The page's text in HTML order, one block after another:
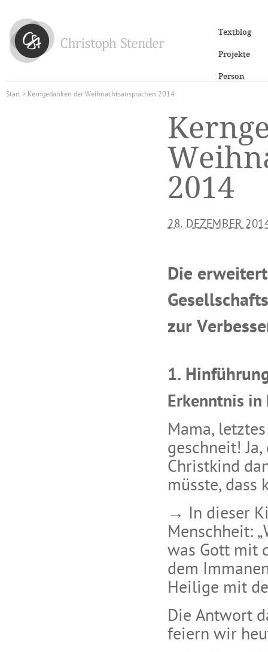
Textblog
Projekte
Person
Start> Kerngedanken der Weihnachtsansprachen 2014
2014
28. DEZEMBER
Die
zur
1.
Erkenntnis
Mama,
geschneit!
Christkind
müsste, dass
→ In dieser
Menschheit:
was Gott mit
dem
Heilige mit
Die Antwort
feiern wir